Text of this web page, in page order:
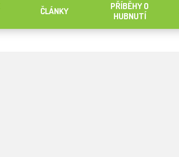
ČLÁNKY
PŘÍBĚHY O
HUBNUTÍ